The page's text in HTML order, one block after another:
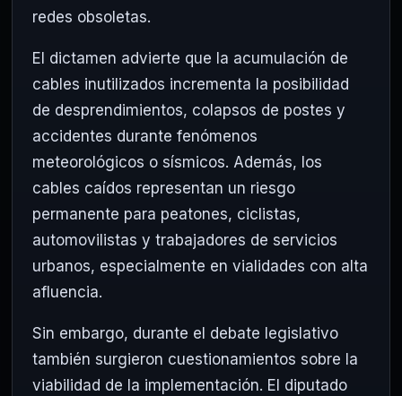
redes obsoletas.
El dictamen advierte que la acumulación de
cables inutilizados incrementa la posibilidad
de desprendimientos, colapsos de postes y
accidentes durante fenómenos
meteorológicos o sísmicos. Además, los
cables caídos representan un riesgo
permanente para peatones, ciclistas,
automovilistas y trabajadores de servicios
urbanos, especialmente en vialidades con alta
afluencia.
Sin embargo, durante el debate legislativo
también surgieron cuestionamientos sobre la
viabilidad de la implementación. El diputado